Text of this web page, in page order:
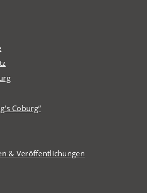
Coburg“
& Veröffentlichungen